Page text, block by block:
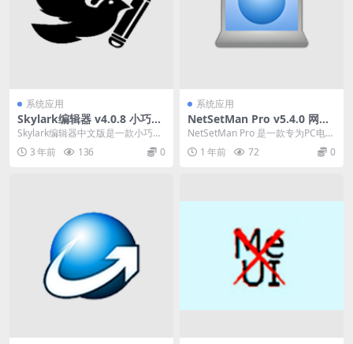
系统应用
Skylark编辑器 v4.0.8 小巧开
源的文本编辑器，中文绿色版
Skylark编辑器中文版是一款小巧开
源的文本,源代码,二进制编辑器.Skyl
a... 3 年前 136 0
系统应用
NetSetMan Pro v5.4.0 网络
切换工具激活版下载
NetSetMan Pro 是一款专为PC电脑
打造的网络设置管理工具，支持Wi
n... 1 年前 72 0